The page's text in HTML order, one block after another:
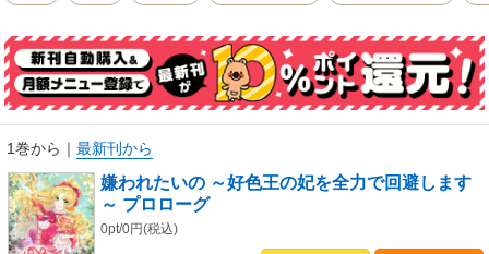
ならいっそ婚約者に選ばれなければいいんじゃない？」と覚悟を決めた！
へ嫌われる努力を始める。本当は、殿下を好きな気持ちに変わりはな
い……。でも、ここは新ヒロイン モニカにぜひとも頑張ってもらいましょ
う！ルイーゼは無事に不幸な未来を回避することができるのか？ 彼女の行
1巻から ｜ 最新刊から
嫌われたいの ～好色王の妃を全力で回避します
～ プロローグ
0pt/0円(税込)